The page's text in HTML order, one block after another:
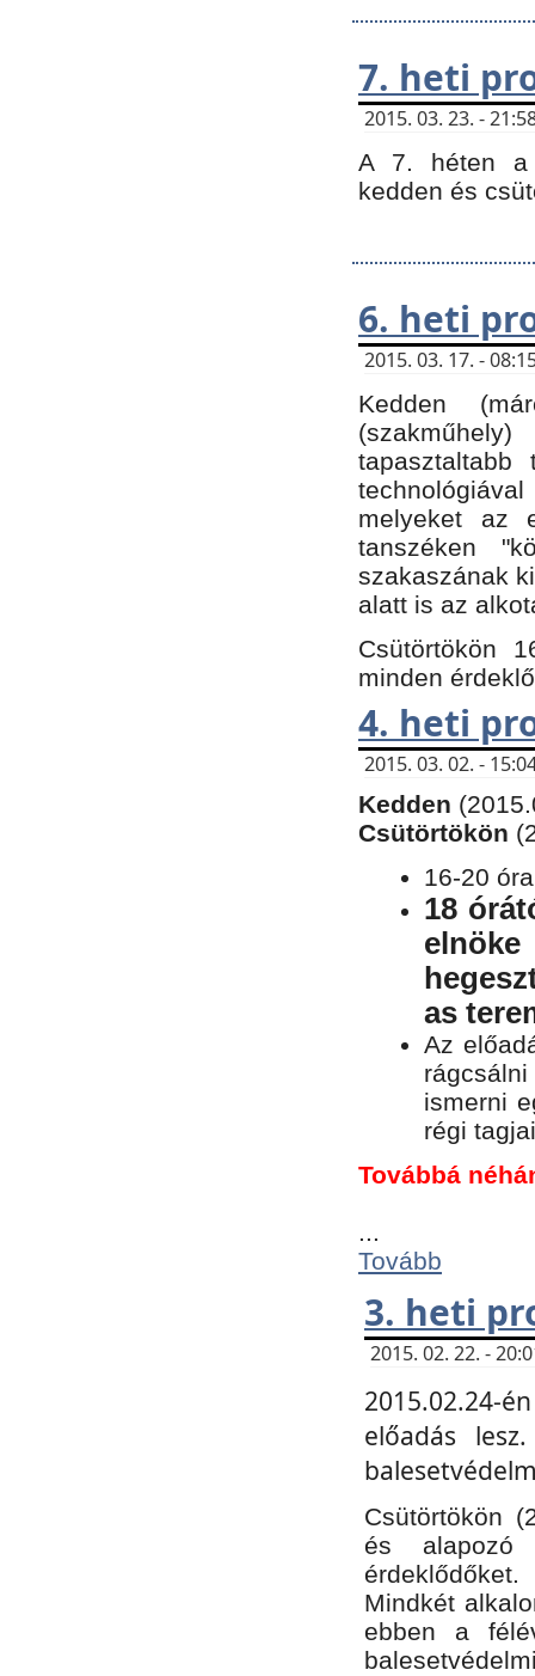
7. heti
2015. 03. 23. -
A 7. héten a
kedden és
6. heti
2015. 03. 17. -
Kedden
tapasztaltabb
melyeket az
tanszéken
szakaszának
alatt is az
Csütörtökön
minden
4. heti
2015. 03. 02. -
Kedden
Csütörtökön
16-20
18
as
Az
ismerni
régi
Továbbá
...
Tovább
3. heti
2015. 02. 22. -
2015.02.24-
előadás
Csütörtökön
és alapozó
érdeklődőket.
Mindkét
ebben a